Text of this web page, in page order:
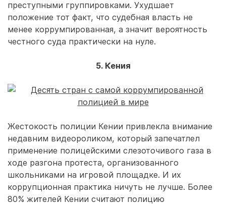
преступными группировками. Ухудшает
положение тот факт, что судебная власть не
менее коррумпированная, а значит вероятность
честного суда практически на нуле.
5. Кения
Жестокость полиции Кении привлекла внимание
недавним видеороликом, который запечатлел
применение полицейскими слезоточивого газа в
ходе разгона протеста, организованного
школьниками на игровой площадке. И их
коррупционная практика ничуть не лучше. Более
80% жителей Кении считают полицию